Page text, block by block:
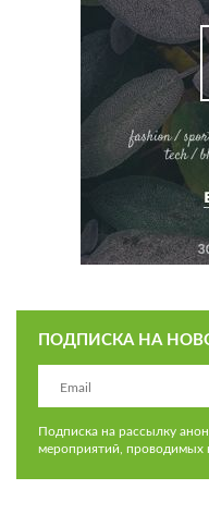
ПОДПИСКА НА
Подписка на рассылку
мероприятий, проводимых